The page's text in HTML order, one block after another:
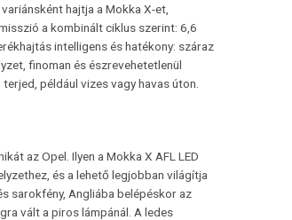
hajtja a Mokka X-et,
a kombinált ciklus szerint: 6,6
intelligens és hatékony: száraz
finoman és észrevehetetlenül
például vizes vagy havas úton.
az Opel. Ilyen a Mokka X AFL LED
és a lehető legjobban világítja
sarokfény, Angliába belépéskor az
vált a piros lámpánál. A ledes